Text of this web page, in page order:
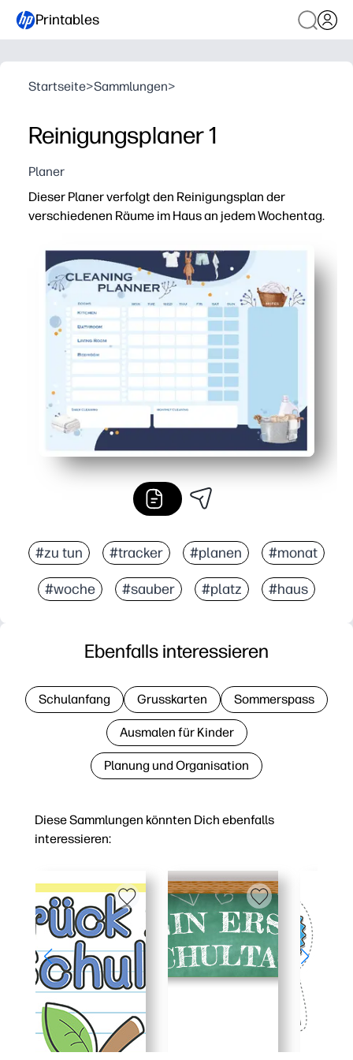
Printables
Startseite>Sammlungen>
Reinigungsplaner 1
Planer
Dieser Planer verfolgt den Reinigungsplan der
verschiedenen Räume im Haus an jedem Wochentag.
Du druckst einfach aus und postest — keine
Das wöchentliche Layout auf einen Blick hält alle auf
Durch Boxen und Abhaken von Raum zu Raum
Wiederverwenden, indem Sie es laminieren oder eine
#zu tun #tracker #planen #monat
#woche #sauber #platz #haus
Diese Sammlungen könnten Dich ebenfalls
interessieren:
Ebenfalls interessieren
Schulanfang Grusskarten Sommerspass
Ausmalen für Kinder
Planung und Organisation